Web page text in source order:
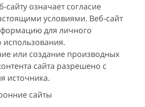
сайту означает согласие
условиями. Веб-сайт
для личного
или создание производных
сайта разрешено с
источника.
сайты